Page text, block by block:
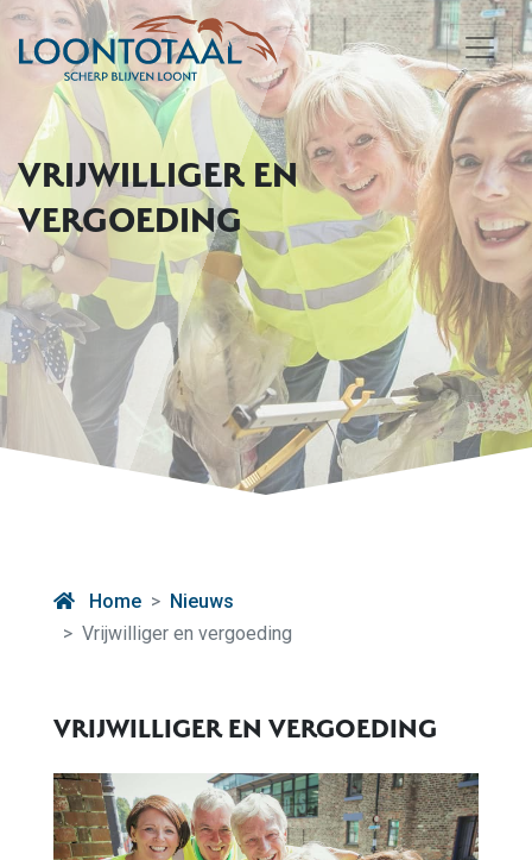
VRIJWILLIGER EN
VERGOEDING
Home
Nieuws
Vrijwilliger en vergoeding
VRIJWILLIGER EN VERGOEDING